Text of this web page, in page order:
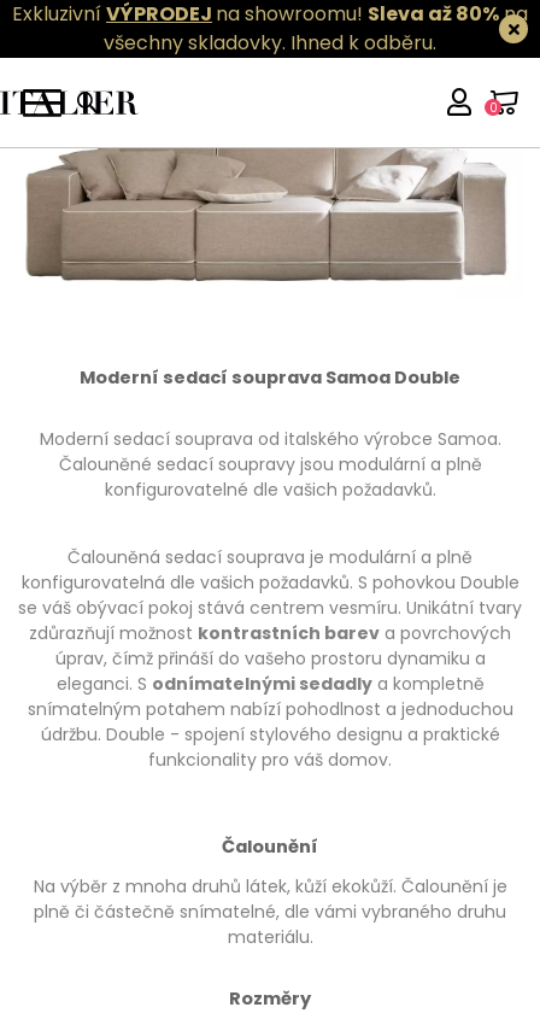
ExkluzivníVÝPRODEJ na showroomu! Sleva až 80%na
všechny skladovky. Ihned k odběru.
0
Moderní sedací souprava Samoa Double
Moderní sedací souprava od italského výrobce Samoa.
Čalouněné sedací soupravy jsou modulární a plně
konfigurovatelné dle vašich požadavků.
Čalouněná sedací souprava je modulární a plně
konfigurovatelná dle vašich požadavků. S pohovkou Double
se váš obývací pokoj stává centrem vesmíru. Unikátní tvary
zdůrazňují možnost kontrastních barev a povrchových
úprav, čímž přináší do vašeho prostoru dynamiku a
eleganci. S odnímatelnými sedadlya kompletně
snímatelným potahem nabízí pohodlnost a jednoduchou
údržbu. Double - spojení stylového designu a praktické
funkcionality pro váš domov.
Čalounění
Na výběr z mnoha druhů látek, kůží ekokůží. Čalounění je
plně či částečně snímatelné, dle vámi vybraného druhu
materiálu.
Rozměry